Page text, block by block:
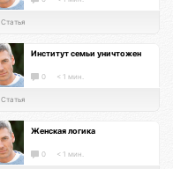
Статья
Институт семьи уничтожен
0 < 1 мин.
Статья
Женская логика
0 < 1 мин.